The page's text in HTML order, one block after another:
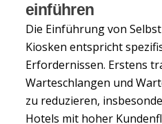
einführen
Die Einführung von
Kiosken entspricht
Erfordernissen. Erstens
Warteschlangen und
zu reduzieren,
Hotels mit hoher